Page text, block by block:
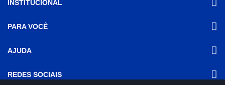
Sábado das 8h às 12h
(31) 3611-8200 Loja Física
INSTITUCIONAL
Nossas Lojas
Programa de
Relacionamento
Trabalhe Conosco
PARA VOCÊ
Minha conta
Revistas
AJUDA
Dúvidas
Frequentes
REDES SOCIAIS